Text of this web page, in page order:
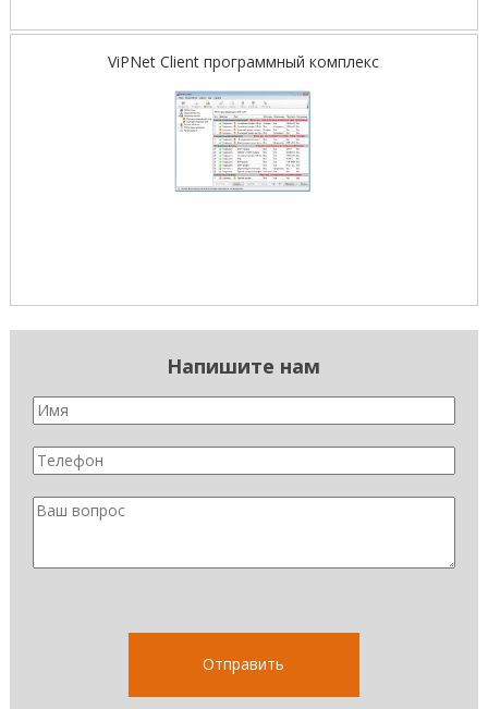
ViPNet Client программный комплекс
Напишите нам